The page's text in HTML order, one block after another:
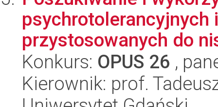
psychrotolerancyjnych
przystosowanych do
Konkurs: OPUS 26 ,
Kierownik: prof.